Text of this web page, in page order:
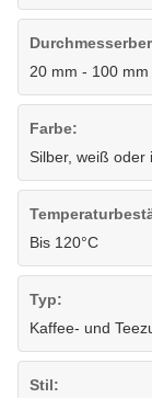
20 mm - 100 mm
Farbe:
Silber, weiß oder
Bis 120°C
Typ:
Kaffee- und
Stil: